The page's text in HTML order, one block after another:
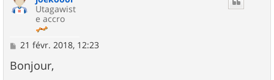
Utagawist
e accro
M
s
s
21 févr. 2018, 12:23
Bonjour,